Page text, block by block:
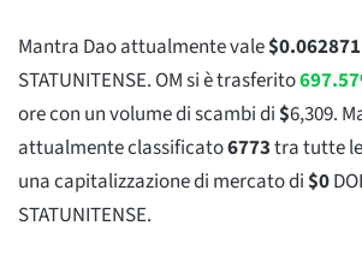
Mantra Dao attualmente vale$0.062871
STATUNITENSE. OM si è trasferito
ore con un volume di scambi di$6,309.
attualmente classificato6773tra tutte
una capitalizzazione di mercato di$0
STATUNITENSE.